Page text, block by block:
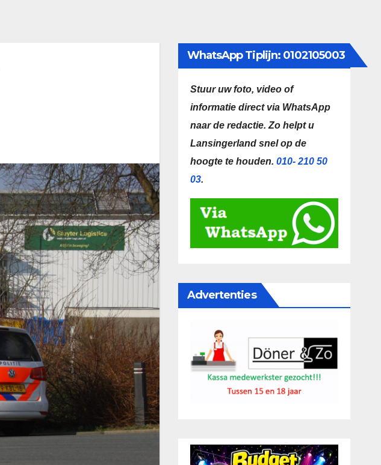
WhatsApp Tiplijn: 0102105003
Stuur uw foto, video of
informatie direct via WhatsApp
naar de redactie. Zo helpt u
Lansingerland snel op de
hoogte te houden. 010- 210 50
03.
Advertenties